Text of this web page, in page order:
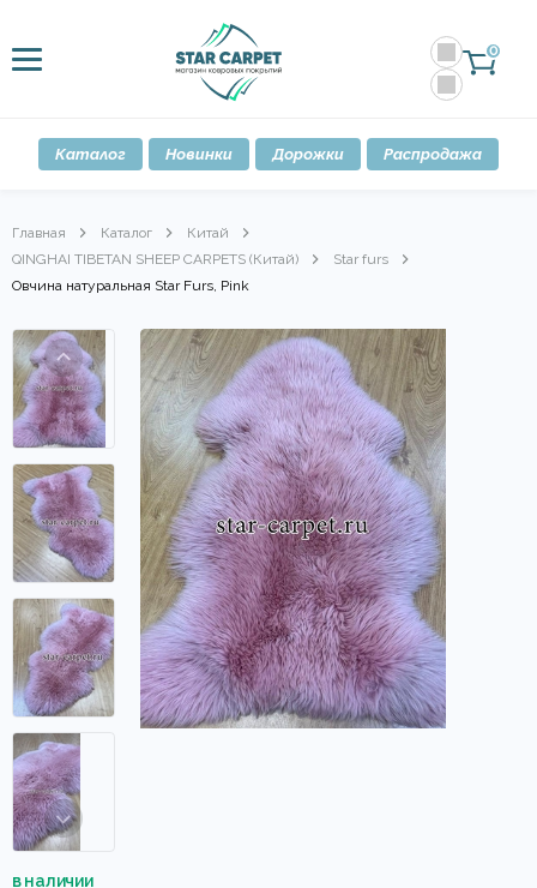
0
Каталог Новинки Дорожки Распродажа
Главная Каталог
Китай
QINGHAI TIBETAN SHEEP CARPETS (Китай)
Star furs
Овчина натуральная Star Furs, Pink
в наличии